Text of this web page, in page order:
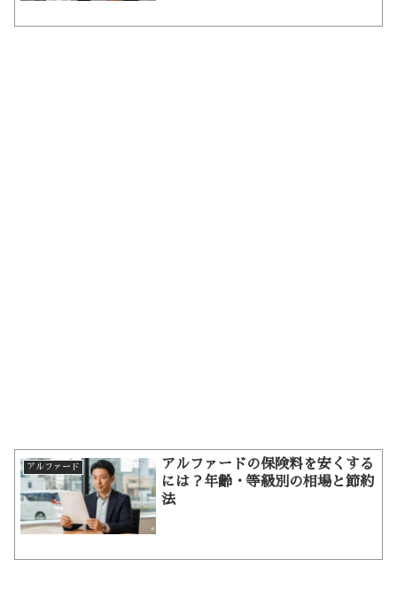
アルファード
アルファードの保険料を安くする
には？年齢・等級別の相場と節約
法